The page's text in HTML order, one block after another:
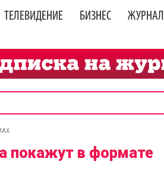
ТЕЛЕВИДЕНИЕ БИЗНЕС ЖУРНАЛ
покажут в формате